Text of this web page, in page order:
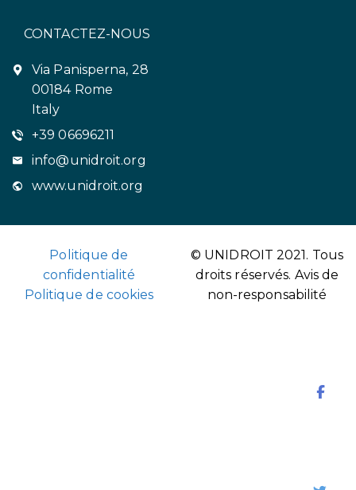
CONTACTEZ-NOUS
Via Panisperna, 28
00184 Rome
Italy
+39 06696211
info@unidroit.org
www.unidroit.org
Politique de
confidentialité
Politique de cookies
© UNIDROIT 2021. Tous
droits réservés. Avis de
non-responsabilité